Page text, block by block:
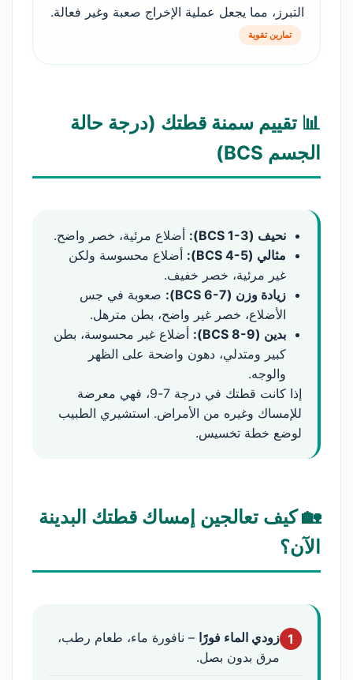
التبرز، مما يجعل عملية الإخراج صعبة وغير فعالة.
تمارين تقوية
📊 تقييم سمنة قطتك (درجة حالة
الجسم BCS)
نحيف (BCS 1-3):
أضلاع مرئية، خصر واضح.
مثالي (BCS 4-5):
أضلاع محسوسة ولكن
غير مرئية، خصر خفيف.
زيادة وزن (BCS 6-7):
صعوبة في جس
الأضلاع، خصر غير واضح، بطن مترهل.
بدين (BCS 8-9):
أضلاع غير محسوسة، بطن
كبير ومتدلي، دهون واضحة على الظهر
والوجه.
إذا كانت قطتك في درجة 7-9، فهي معرضة
للإمساك وغيره من الأمراض. استشيري الطبيب
لوضع خطة تخسيس.
🏡 كيف تعالجين إمساك قطتك البدينة
الآن؟
1 زودي الماء فورًا – نافورة ماء، طعام رطب،
مرق بدون بصل.